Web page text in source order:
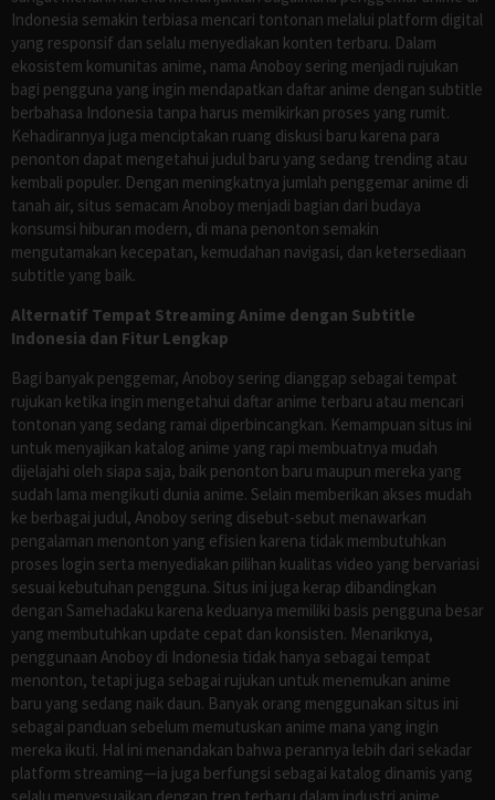
Indonesia semakin terbiasa mencari tontonan melalui platform digital
yang responsif dan selalu menyediakan konten terbaru. Dalam
ekosistem komunitas anime, nama Anoboy sering menjadi rujukan
bagi pengguna yang ingin mendapatkan daftar anime dengan subtitle
berbahasa Indonesia tanpa harus memikirkan proses yang rumit.
Kehadirannya juga menciptakan ruang diskusi baru karena para
penonton dapat mengetahui judul baru yang sedang trending atau
kembali populer. Dengan meningkatnya jumlah penggemar anime di
tanah air, situs semacam Anoboy menjadi bagian dari budaya
konsumsi hiburan modern, di mana penonton semakin
mengutamakan kecepatan, kemudahan navigasi, dan ketersediaan
subtitle yang baik.
Alternatif Tempat Streaming Anime dengan Subtitle
Indonesia dan Fitur Lengkap
Bagi banyak penggemar, Anoboy sering dianggap sebagai tempat
rujukan ketika ingin mengetahui daftar anime terbaru atau mencari
tontonan yang sedang ramai diperbincangkan. Kemampuan situs ini
untuk menyajikan katalog anime yang rapi membuatnya mudah
dijelajahi oleh siapa saja, baik penonton baru maupun mereka yang
sudah lama mengikuti dunia anime. Selain memberikan akses mudah
ke berbagai judul, Anoboy sering disebut-sebut menawarkan
pengalaman menonton yang efisien karena tidak membutuhkan
proses login serta menyediakan pilihan kualitas video yang bervariasi
sesuai kebutuhan pengguna. Situs ini juga kerap dibandingkan
dengan Samehadaku karena keduanya memiliki basis pengguna besar
yang membutuhkan update cepat dan konsisten. Menariknya,
penggunaan Anoboy di Indonesia tidak hanya sebagai tempat
menonton, tetapi juga sebagai rujukan untuk menemukan anime
baru yang sedang naik daun. Banyak orang menggunakan situs ini
sebagai panduan sebelum memutuskan anime mana yang ingin
mereka ikuti. Hal ini menandakan bahwa perannya lebih dari sekadar
platform streaming—ia juga berfungsi sebagai katalog dinamis yang